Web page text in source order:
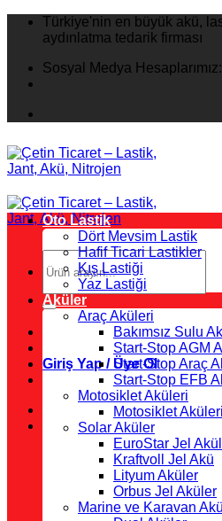
İçeriğeTürkiye'nin en büyük akü,
aydınlatma tedarik firması
Sosyal Medya Hesaplarımız:
Ara:
Giriş Yap / Üye Ol
Oto Lastik
Dört Mevsim Lastik
Hafif Ticari Lastikler
Kış Lastiği
Yaz Lastiği
Aküler
Araç Aküleri
Bakımsız Sulu
Start-Stop AGM
Start-Stop Araç
Start-Stop EFB
Motosiklet Aküleri
Motosiklet Aküleri
Solar Aküler
EuroStar Jel
Kraftvoll Jel Akü
Lityum Aküler
Orbus Jel Aküler
Marine ve Karavan